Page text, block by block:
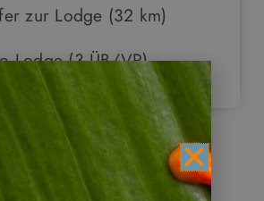
zur Lodge (32 km)
Lodge (3 ÜB/VP)